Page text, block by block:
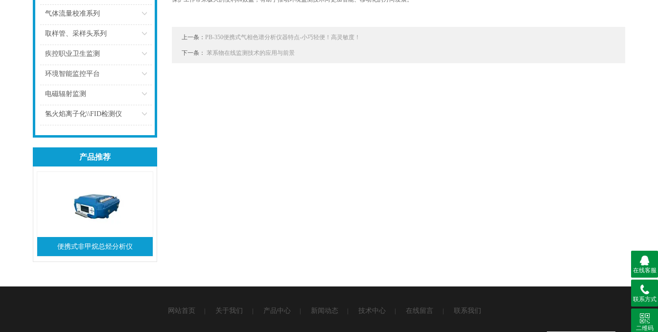
气体流量校准系列
取样管、采样头系列
疾控职业卫生监测
环境智能监控平台
电磁辐射监测
点击
氢火焰离子化\\FID检测仪
产品推荐
便携式非甲烷总烃分析仪
上一条： PB-350便携式气相色谱分析仪器特点-小巧轻便！高灵敏度！
下一条：苯系物在线监测技术的应用与前景
网站首页 关于我们 产品中心 新闻动态 技术中心 在线留言 联系我们
在线客服
联系方式
二维码